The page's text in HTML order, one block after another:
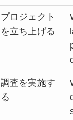
プロジェクト
を立ち上げる
調査を実施す
る